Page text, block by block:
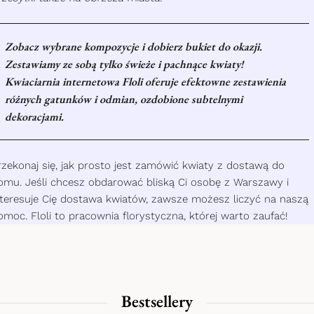
Lawendowych
i Gipsówki
225.00 zł
BESTSELLER Bukiet Pastelowych
230.00zł–775.00zł
Zobacz wybrane kompozycje i dobierz bukiet do okazji.
Zestawiamy ze sobą tylko świeże i pachnące kwiaty!
Kwiaciarnia internetowa Floli oferuje efektowne zestawienia
różnych gatunków i odmian, ozdobione subtelnymi
dekoracjami.
się, jak prosto jest zamówić kwiaty z dostawą do
Jeśli chcesz obdarować bliską Ci osobę z Warszawy i
Cię dostawa kwiatów, zawsze możesz liczyć na naszą
Floli to pracownia florystyczna, której warto zaufać!
Bestsellery